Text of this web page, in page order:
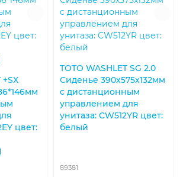
+SX
цвет:
TOTO WASHLET SG 2.0
Сиденье 390x575x132мм
с дистанционным
управлением для
унитаза: CW512YR цвет:
белый
89381